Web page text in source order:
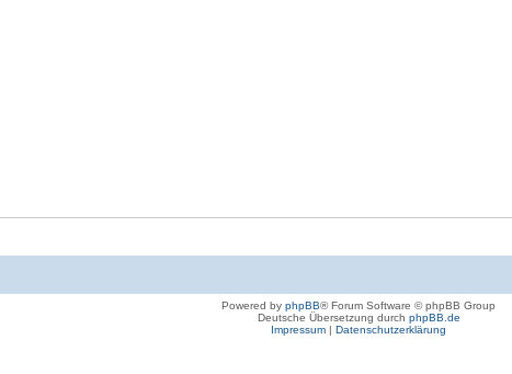
Powered by phpBB® Forum Software © phpBB Group
Deutsche Übersetzung durch phpBB.de
Impressum | Datenschutzerklärung